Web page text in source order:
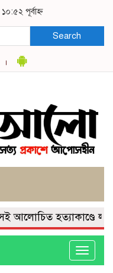
পূর্বাহ্ন
Search
আলোচিত হত্যাকাণ্ডে
Toggle